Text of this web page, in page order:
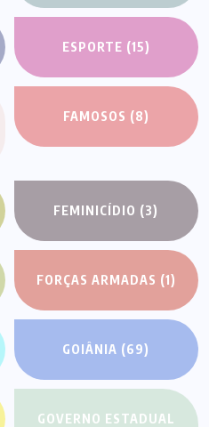
ESPORTE (15)
FAMOSOS (8)
FEMINICÍDIO (3)
FORÇAS ARMADAS (1)
GOIÂNIA (69)
GOVERNO ESTADUAL